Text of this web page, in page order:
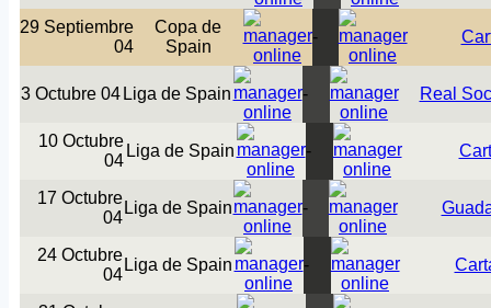
29 Septiembre
04
Copa de
Spain
-
3 Octubre 04 Liga de Spain - Real
10 Octubre
04
Liga de Spain -
17 Octubre
04
Liga de Spain -
24 Octubre
04
Liga de Spain -